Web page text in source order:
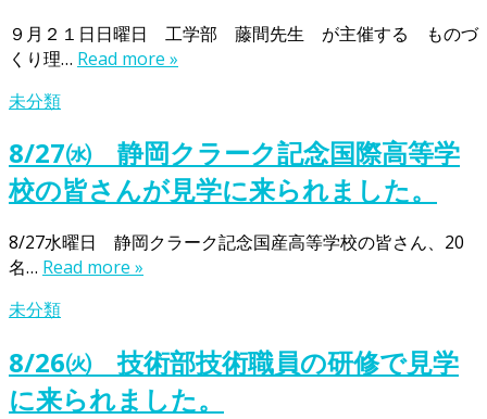
９月２１日日曜日 工学部 藤間先生 が主催する ものづ
くり理… Read more »
未分類
8/27㈬ 静岡クラーク記念国際高等学
校の皆さんが見学に来られました。
8/27水曜日 静岡クラーク記念国産高等学校の皆さん、20
名… Read more »
未分類
8/26㈫ 技術部技術職員の研修で見学
に来られました。